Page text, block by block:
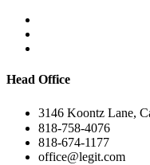
Head Office
3146 Koontz Lane,
818-758-4076
818-674-1177
office@legit.com